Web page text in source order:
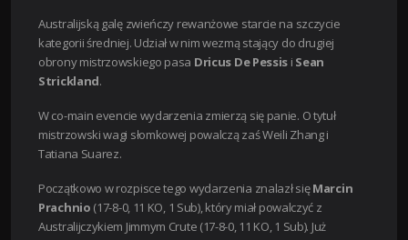
Australijską galę zwieńczy rewanżowe starcie na szczycie
kategorii średniej. Udział w nim wezmą stający do drugiej
obrony mistrzowskiego pasa Dricus De Pessis i Sean
Strickland.
W co-main evencie wydarzenia zmierzą się panie. O tytuł
mistrzowski wagi słomkowej powalczą zaś Weili Zhang i
Tatiana Suarez.
Początkowo w rozpisce tego wydarzenia znalazł sięMarcin
Prachnio (17-8-0, 11 KO, 1 Sub), który miał powalczyć z
Australijczykiem Jimmym Crute (17-8-0, 11 KO, 1 Sub). Już